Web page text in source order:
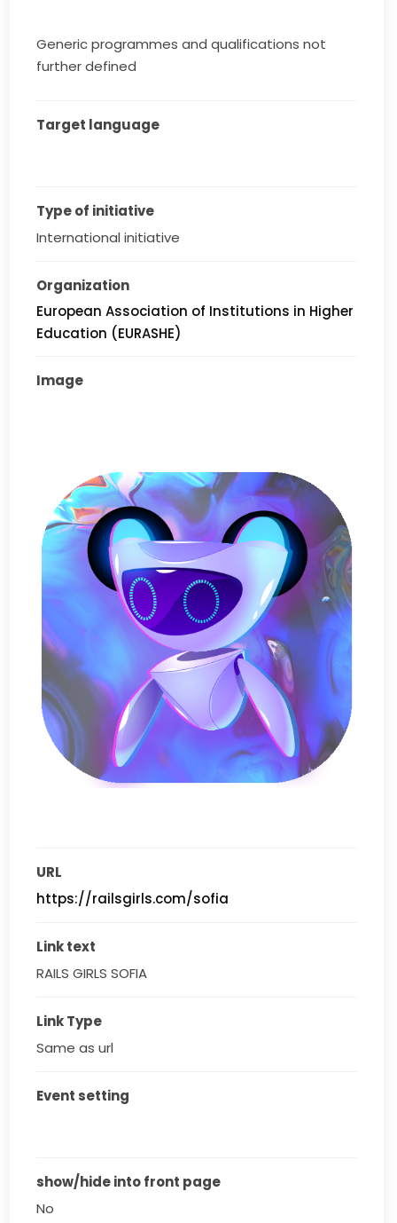
Generic programmes and qualifications not
further defined
Target language
Type of initiative
International initiative
Organization
European Association of Institutions in Higher
Education (EURASHE)
Image
URL
https://railsgirls.com/sofia
Link text
RAILS GIRLS SOFIA
Link Type
Same as url
Event setting
show/hide into front page
No